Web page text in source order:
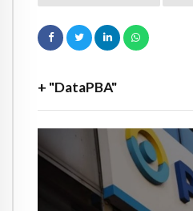
+ "DataPBA"